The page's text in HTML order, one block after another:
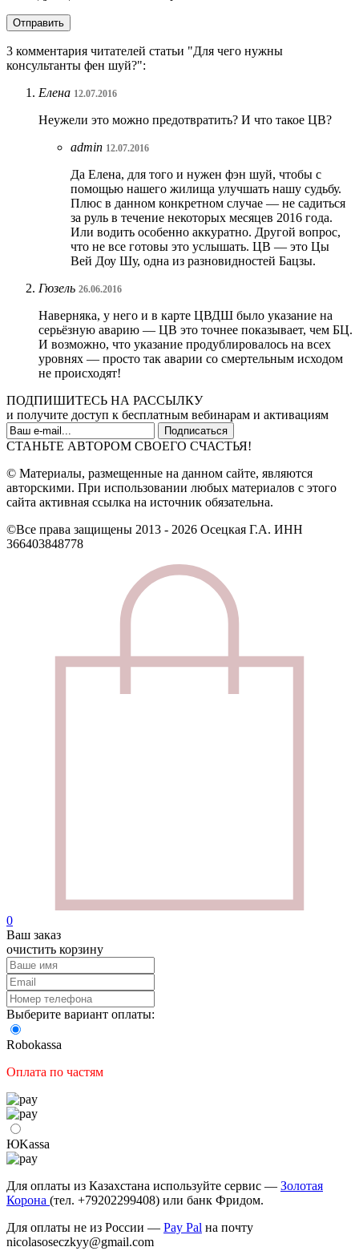
3 комментария читателей статьи "Для чего нужны
консультанты фен шуй?":
Елена 12.07.2016
Неужели это можно предотвратить? И что такое ЦВ?
admin 12.07.2016
Да Елена, для того и нужен фэн шуй, чтобы с
помощью нашего жилища улучшать нашу судьбу.
Плюс в данном конкретном случае — не садиться
за руль в течение некоторых месяцев 2016 года.
Или водить особенно аккуратно. Другой вопрос,
что не все готовы это услышать. ЦВ — это Цы
Вей Доу Шу, одна из разновидностей Бацзы.
Гюзель 26.06.2016
Наверняка, у него и в карте ЦВДШ было указание на
серьёзную аварию — ЦВ это точнее показывает, чем БЦ.
И возможно, что указание продублировалось на всех
уровнях — просто так аварии со смертельным исходом
не происходят!
ПОДПИШИТЕСЬ НА РАССЫЛКУ
и получите доступ к бесплатным вебинарам и активациям
СТАНЬТЕ АВТОРОМ СВОЕГО СЧАСТЬЯ!
© Материалы, размещенные на данном сайте, являются
авторскими. При использовании любых материалов с этого
сайта активная ссылка на источник обязательна.
©Все права защищены 2013 - 2026 Осецкая Г.А. ИНН
366403848778
0
Ваш заказ
очистить корзину
Выберите вариант оплаты:
Robokassa
Оплата по частям
ЮKassа
Для оплаты из Казахстана используйте сервис — Золотая
Корона (тел. +79202299408) или банк Фридом.
Для оплаты не из России — Pay Pal на почту
nicolasoseczkyy@gmail.com